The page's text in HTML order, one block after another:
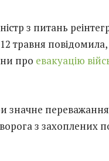
з питань
травня
про евакуацію
значне
з захоплених